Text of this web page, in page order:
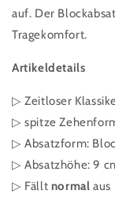
auf. Der
Tragekomfort.
Artikeldetails
▷ Zeitloser
▷ spitze
▷ Absatzform:
▷ Absatzhöhe: 9
▷ Fällt normalaus